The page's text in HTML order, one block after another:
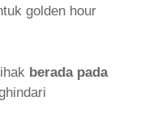
golden hour
berada pada